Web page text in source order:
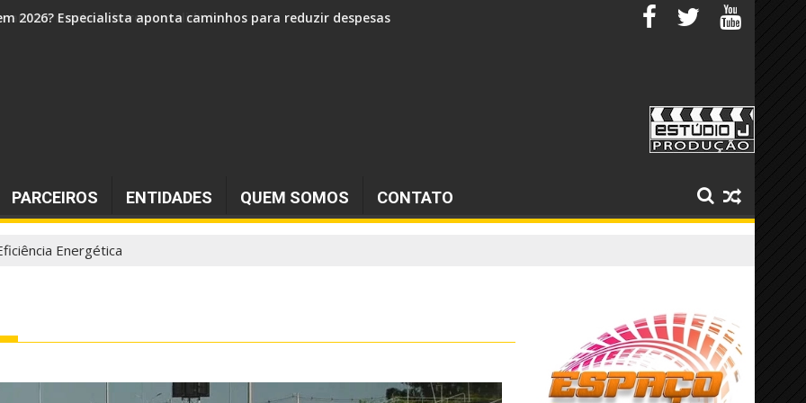
market share consolidado
PARCEIROS ENTIDADES QUEM SOMOS CONTATO
Energética